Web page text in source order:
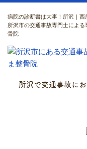
病院の診断書は大事！所沢｜西
所沢市の交通事故専門士によ
骨院
所沢で交通事故に